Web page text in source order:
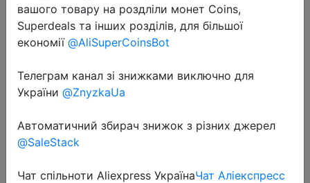
2025-07-05
Bits Precision Electronics Computer
PC Phone Disassembly
Multifunctional Maintenance Tool
вашого товару на роздліли монет Coins,
Superdeals та інших розділів, для більшої
економії @AliSuperCoinsBot
Телеграм канал зі знижками виключно для
України @ZnyzkaUa
Автоматичний збирач знижок з різних джерел
@SaleStack
Чат спільноти Aliexpress УкраїнаЧат Аліекспресс